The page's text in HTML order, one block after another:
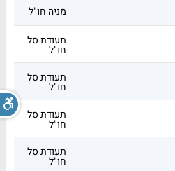
מניה חו"ל
תעודת סל
חו"ל
תעודת סל
חו"ל
תעודת סל
חו"ל
תעודת סל
חו"ל